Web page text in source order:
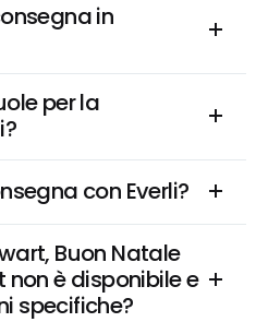
in
per la
con Everli?
Buon Natale
non è disponibile e
specifiche?